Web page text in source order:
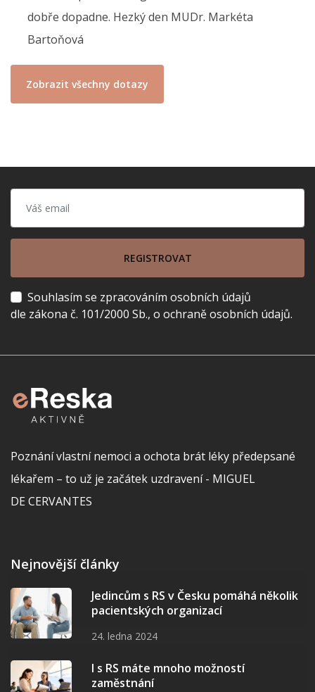
dobře dopadne. Hezký den MUDr. Markéta
Bartoňová
Zobrazit všechny dotazy
REGISTROVAT
Souhlasím se zpracováním osobních údajů
dle zákona č. 101/2000 Sb., o ochraně osobních údajů.
Poznání vlastní nemoci a ochota brát léky předepsané
lékařem – to už je začátek uzdravení - MIGUEL
DE CERVANTES
Nejnovější články
Jedincům s RS v Česku pomáhá několik
pacientských organizací
24. ledna 2024
I s RS máte mnoho možností
zaměstnání